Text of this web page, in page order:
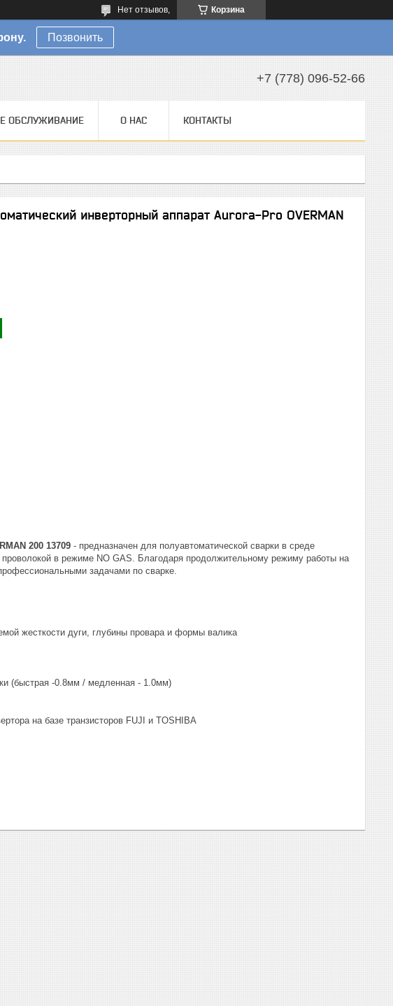
Корзина
Нет отзывов,
Позвонить
+7 (778) 096-52-66
ОБСЛУЖИВАНИЕ О НАС КОНТАКТЫ
инверторный аппарат Aurora-Pro OVERMAN
200 13709 - предназначен для полуавтоматической сварки в среде
в режиме NO GAS. Благодаря продолжительному режиму работы на
задачами по сварке.
жесткости дуги, глубины провара и формы валика
(быстрая -0.8мм / медленная - 1.0мм)
на базе транзисторов FUJI и TOSHIBA